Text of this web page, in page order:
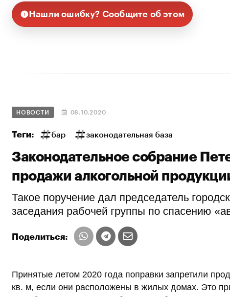
Нашли ошибку? Сообщите об этом
НОВОСТИ 08.10.2020
Теги: бар законодательная база
Законодательное собрание
продажи алкогольной
Такое поручение дал председатель
заседания рабочей группы по спасению
Поделиться:
Принятые летом 2020 года поправки запретили
кв. м, если они расположены в жилых домах. Это